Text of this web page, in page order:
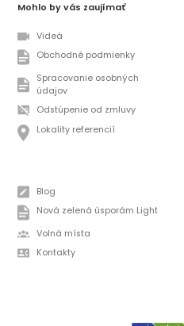
Mohlo by vás zaujímať
Videá
Obchodné podmienky
Spracovanie osobných
údajov
Odstúpenie od zmluvy
Lokality referencií
Blog
Nová zelená úsporám Light
Volná místa
Kontakty